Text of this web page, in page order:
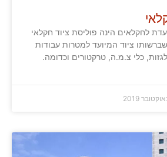
לחקלאים הינה פוליסת ציוד חקלאי
ציוד המיועד למטרות עבודות
כלי צ.מ.ה, טרקטורים וכדומה.